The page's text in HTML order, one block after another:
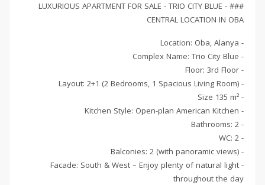
### LUXURIOUS APARTMENT FOR SALE - TRIO CITY BLUE -
CENTRAL LOCATION IN OBA
- Location: Oba, Alanya
- Complex Name: Trio City Blue
- Floor: 3rd Floor
- Layout: 2+1 (2 Bedrooms, 1 Spacious Living Room)
- Size 135 m²
- Kitchen Style: Open-plan American Kitchen
- Bathrooms: 2
- WC: 2
- Balconies: 2 (with panoramic views)
- Facade: South & West – Enjoy plenty of natural light
throughout the day